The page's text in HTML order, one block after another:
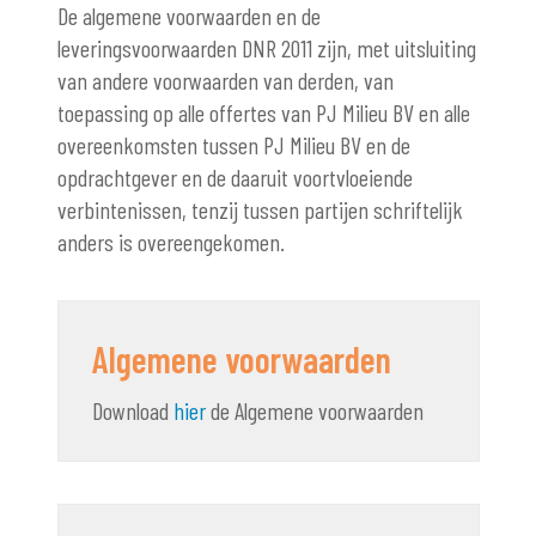
De algemene voorwaarden en de
leveringsvoorwaarden DNR 2011 zijn, met uitsluiting
van andere voorwaarden van derden, van
toepassing op alle offertes van PJ Milieu BV en alle
overeenkomsten tussen PJ Milieu BV en de
opdrachtgever en de daaruit voortvloeiende
verbintenissen, tenzij tussen partijen schriftelijk
anders is overeengekomen.
Algemene voorwaarden
Download hierde Algemene voorwaarden